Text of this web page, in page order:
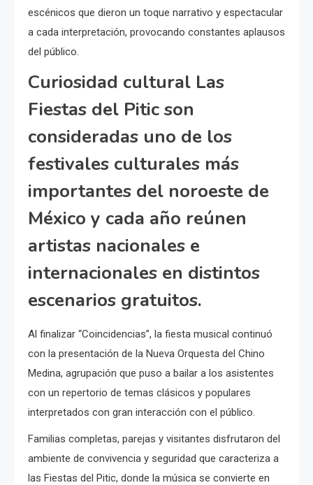
escénicos que dieron un toque narrativo y espectacular
a cada interpretación, provocando constantes aplausos
del público.
Curiosidad cultural Las
Fiestas del Pitic son
consideradas uno de los
festivales culturales más
importantes del noroeste de
México y cada año reúnen
artistas nacionales e
internacionales en distintos
escenarios gratuitos.
Al finalizar “Coincidencias”, la fiesta musical continuó
con la presentación de la Nueva Orquesta del Chino
Medina, agrupación que puso a bailar a los asistentes
con un repertorio de temas clásicos y populares
interpretados con gran interacción con el público.
Familias completas, parejas y visitantes disfrutaron del
ambiente de convivencia y seguridad que caracteriza a
las Fiestas del Pitic, donde la música se convierte en